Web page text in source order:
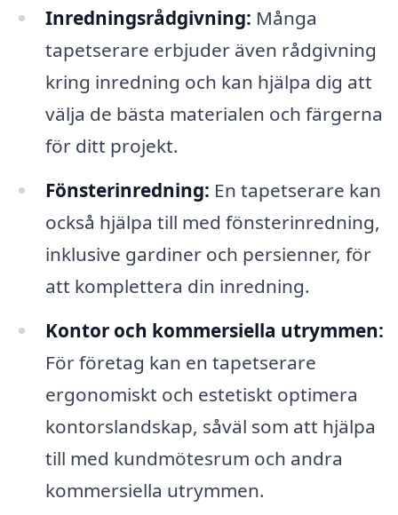
Inredningsrådgivning: Många
tapetserare erbjuder även rådgivning
kring inredning och kan hjälpa dig att
välja de bästa materialen och färgerna
för ditt projekt.
Fönsterinredning: En tapetserare kan
också hjälpa till med fönsterinredning,
inklusive gardiner och persienner, för
att komplettera din inredning.
Kontor och kommersiella utrymmen:
För företag kan en tapetserare
ergonomiskt och estetiskt optimera
kontorslandskap, såväl som att hjälpa
till med kundmötesrum och andra
kommersiella utrymmen.